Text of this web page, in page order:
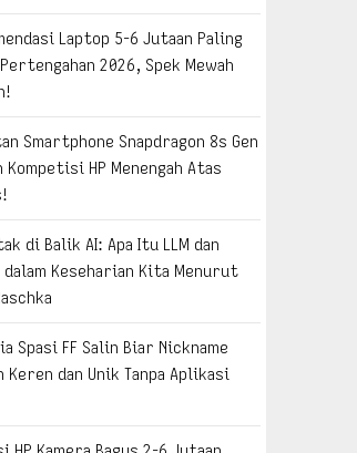
Laptop 5-6 Jutaan Paling
2026, Spek Mewah
Smartphone Snapdragon 8s Gen
Kompetisi HP Menengah Atas
di Balik AI: Apa Itu LLM dan
dalam Keseharian Kita Menurut
Spasi FF Salin Biar Nickname
Keren dan Unik Tanpa Aplikasi